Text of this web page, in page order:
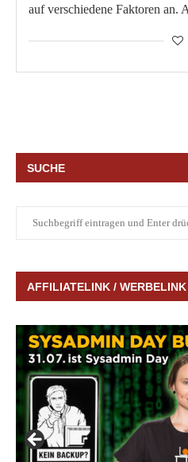
auf verschiedene Faktoren
SUCHE
AFFILIATELINK / WERBELINK